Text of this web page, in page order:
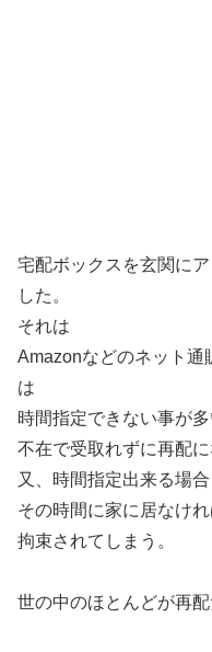
宅配ボックスを玄関に
した。
それは
Amazonなどのネット通
は
時間指定できない事が
不在で受取れずに再配に
又、時間指定出来る場合
その時間に家に居なけ
拘束されてしまう。
世の中のほとんどが再